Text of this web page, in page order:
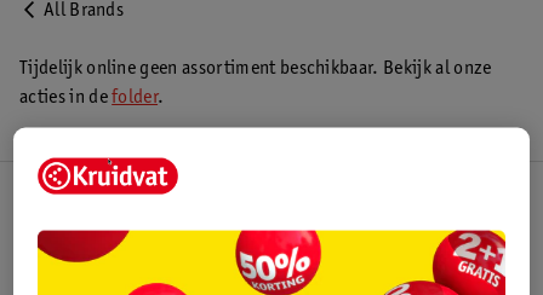
All Brands
Tijdelijk online geen assortiment beschikbaar. Bekijk al onze
acties in defolder.
Klantenservice